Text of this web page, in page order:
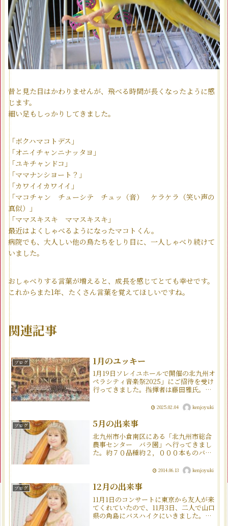
昔と見た目はかわりませんが、飛べる時間が長くなったように感
じます。
細い足もしっかりしてきました。
「ボクハマコトデス」
「オニイチャンニナッタヨ」
「ユキチャンドコ」
「ママナンシヨート？」
「カワイイカワイイ」
「マコチャン チューシテ チュッ（音） ケラケラ（笑い声の
真似）」
「ママスキスキ ママスキスキ」
最近はよくしゃべるようになったマコトくん。
病院でも、大人しい他の鳥たちをしり目に、一人しゃべり続けて
いました。
おしゃべりする言葉が増えると、成長を感じてとても幸せです。
これからまた1年、たくさん言葉を覚えてほしいですね。
関連記事
ブログ 1月のユッキー
1月19日ソレイユホールで開催の北九州オ
ペラシティ音楽祭2025」にご招待を受け
行ってきました。指揮者は藤田雅氏。市
アットホームな音楽祭でした。敬愛する
丸岡バレエカンパニーの丸岡有子先生が
バレエの演出を担当。華やかな舞台で楽
しめました。
2025.02.04 kenjoyuki
ブログ 5月の出来事
北九州市小倉南区にある「北九州市総合
農事センター バラ園」へ行ってきまし
た。約７０品種約２，０００本ものバラ
楽しむことが出来ました。一方我が家の
11鉢のバラと小さい2鉢のバラも満開！手
入れは大変ですが、育...
2014.06.13 kenjoyuki
ブログ 12月の出来事
11月1日のコンサートに東京から友人が来
てくれていたので、11月3日、二人で山口
県の角島にバスハイクにいきました。あ